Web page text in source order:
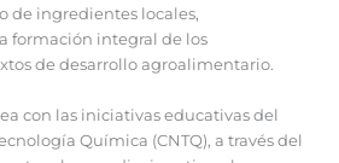
de ingredientes locales,
formación integral de los
de desarrollo agroalimentario.
con las iniciativas educativas del
Química (CNTQ), a través del